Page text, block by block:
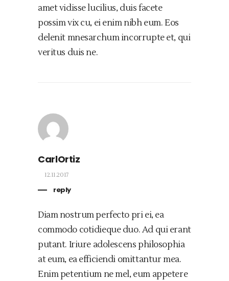
amet vidisse lucilius, duis facete
possim vix cu, ei enim nibh eum. Eos
delenit mnesarchum incorrupte et, qui
veritus duis ne.
CarlOrtiz
12.11.2017
reply
Diam nostrum perfecto pri ei, ea
commodo cotidieque duo. Ad qui erant
putant. Iriure adolescens philosophia
at eum, ea efficiendi omittantur mea.
Enim petentium ne mel, eum appetere